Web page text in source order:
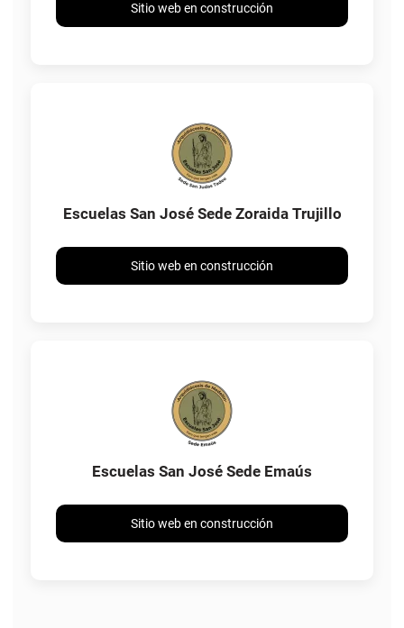
Sitio web en construcción
Escuelas San José Sede Zoraida Trujillo
Sitio web en construcción
Escuelas San José Sede Emaús
Sitio web en construcción